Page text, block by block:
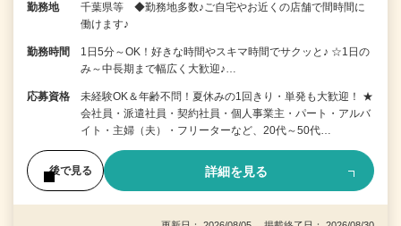
勤務地
千葉県等 ◆勤務地多数♪ご自宅やお近くの店舗で間時間に
働けます♪
勤務時間
1日5分～OK！好きな時間やスキマ時間でサクッと♪ ☆1日の
み～中長期まで幅広く大歓迎♪…
応募資格
未経験OK＆年齢不問！夏休みの1回きり・単発も大歓迎！ ★
会社員・派遣社員・契約社員・個人事業主・パート・アルバ
イト・主婦（夫）・フリーターなど、20代～50代…
後で見る 詳細を見る